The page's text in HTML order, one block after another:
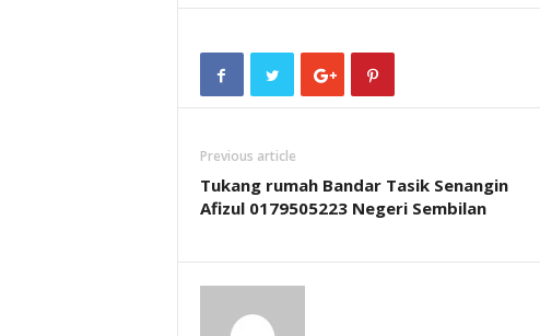
Previous article
Tukang rumah Bandar Tasik Senangin
Afizul 0179505223 Negeri Sembilan